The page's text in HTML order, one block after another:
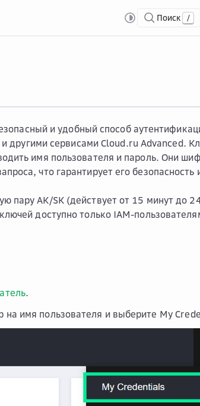
Поиск /
и удобный способ
другими сервисами Cloud.ru Advanced.
имя пользователя и пароль. Они
что гарантирует его безопасность
пару AK/SK (действует от 15 минут до
доступно только IAM-
.
на имя пользователя и выберите My